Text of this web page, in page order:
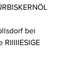
bei